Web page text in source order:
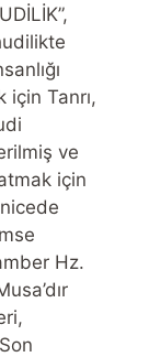
için Tanrı,
ve
için
Hz.